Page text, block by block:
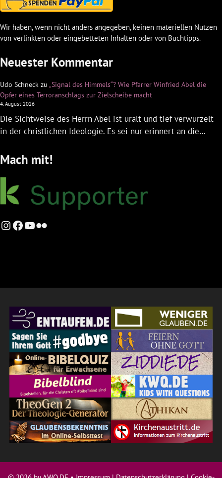
Wir haben, wenn nicht anders angegeben, keinen materiellen Nutzen
von verlinkten oder eingebetteten Inhalten oder von Buchtipps.
Neuester Kommentar
Udo Schneck zu „Signal des Himmels“? Wie Pfarrer Winfried Abel die
Opfer eines Terroranschlags zur Zielscheibe macht
4. August 2026
Die Sichtweise des Herrn Abel ist uralt und tief verwurzelt
in der christlichen Ideologie. Es sei nur erinnert an die…
Mach mit!
Instagram
Facebook
YouTube
Flickr